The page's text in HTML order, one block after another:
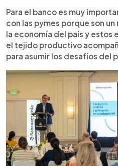
Para el banco es muy
con las pymes porque son
la economía del país y
el tejido productivo
para asumir los desafíos del